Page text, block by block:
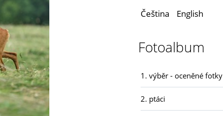
Čeština English
Fotoalbum
1. výběr - oceněné fotky
2. ptáci